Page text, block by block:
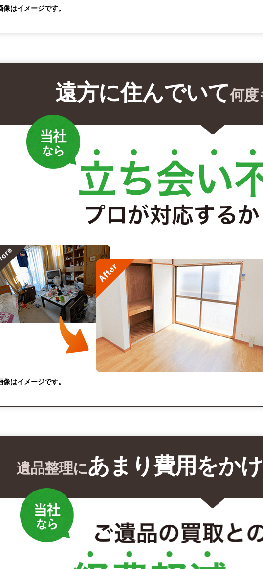
像はイメージです。
遠方に住んでいて何度
像はイメージです。
遺品整理にあまり費用をか